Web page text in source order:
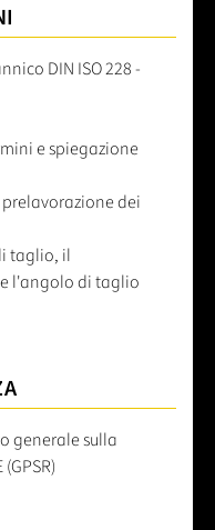
DIN ISO 228 -
e spiegazione
dei
taglio, il
l'angolo di taglio
generale sulla